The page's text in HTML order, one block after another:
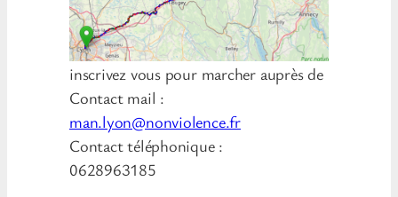
inscrivez vous pour marcher auprès de
Contact mail :
man.lyon@nonviolence.fr
Contact téléphonique :
0628963185